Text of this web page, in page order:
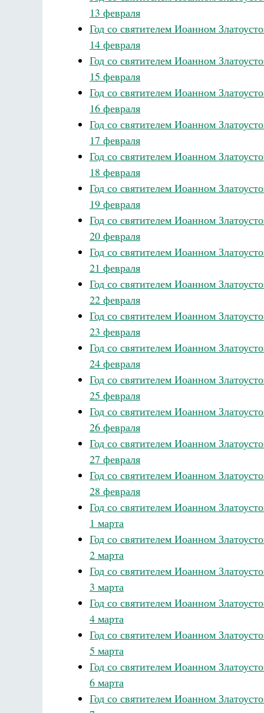
13 февраля
Год со святителем Иоанном
14 февраля
Год со святителем Иоанном
15 февраля
Год со святителем Иоанном
16 февраля
Год со святителем Иоанном
17 февраля
Год со святителем Иоанном
18 февраля
Год со святителем Иоанном
19 февраля
Год со святителем Иоанном
20 февраля
Год со святителем Иоанном
21 февраля
Год со святителем Иоанном
22 февраля
Год со святителем Иоанном
23 февраля
Год со святителем Иоанном
24 февраля
Год со святителем Иоанном
25 февраля
Год со святителем Иоанном
26 февраля
Год со святителем Иоанном
27 февраля
Год со святителем Иоанном
28 февраля
Год со святителем Иоанном
1 марта
Год со святителем Иоанном
2 марта
Год со святителем Иоанном
3 марта
Год со святителем Иоанном
4 марта
Год со святителем Иоанном
5 марта
Год со святителем Иоанном
6 марта
Год со святителем Иоанном